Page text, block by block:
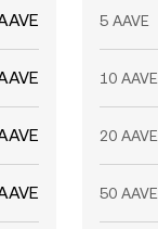
5 AAVE
10 AAVE
20 AAVE
50 AAVE